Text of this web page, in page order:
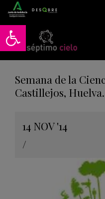
Abrir barra de herramientas
Semana de la
Castillejos, Huelva.
14 NOV'14
/